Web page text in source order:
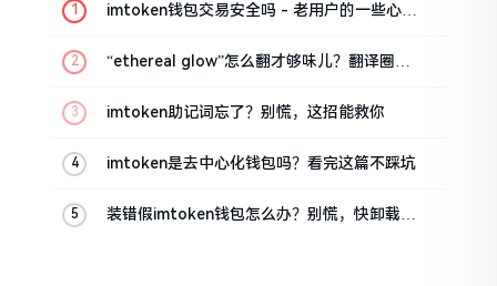
imtoken钱包交易安全吗 - 老用户的一些心里
“ethereal glow”怎么翻才够味儿？翻译圈老
imtoken助记词忘了？别慌，这招能救你
imtoken是去中心化钱包吗？看完这篇不踩坑
装错假imtoken钱包怎么办？别慌，快卸载，